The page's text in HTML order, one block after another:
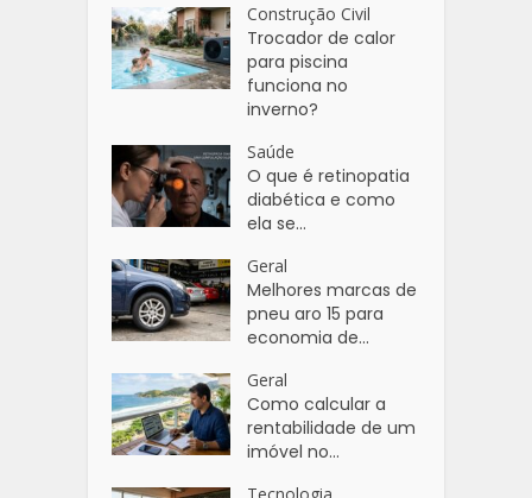
Construção Civil
Trocador de calor
para piscina
funciona no
inverno?
Saúde
O que é retinopatia
diabética e como
ela se...
Geral
Melhores marcas de
pneu aro 15 para
economia de...
Geral
Como calcular a
rentabilidade de um
imóvel no...